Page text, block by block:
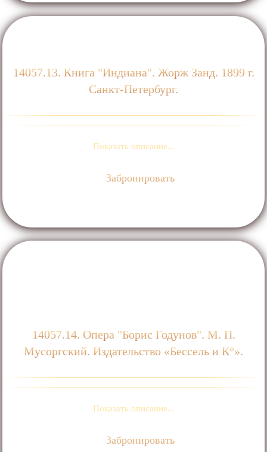
14057.13. Книга "Индиана". Жорж Занд. 1899 г.
Санкт-Петербург.
Показать описание...
Забронировать
14057.14. Опера "Борис Годунов". М. П.
Мусоргский. Издательство «Бессель и К°».
Показать описание...
Забронировать